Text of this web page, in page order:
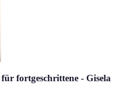
fortgeschrittene - Gisela